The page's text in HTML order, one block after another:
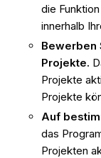
die
innerhalb
Bewerben
Projekte.
Projekte
Projekte
Auf
das
Projekten